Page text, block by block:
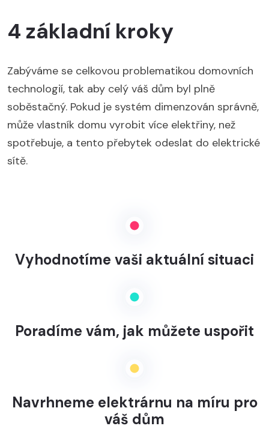
4 základní kroky
Zabýváme se celkovou problematikou domovních
technologií, tak aby celý váš dům byl plně
soběstačný. Pokud je systém dimenzován správně,
může vlastník domu vyrobit více elektřiny, než
spotřebuje, a tento přebytek odeslat do elektrické
sítě.
Vyhodnotíme vaši aktuální situaci
Poradíme vám, jak můžete uspořit
Navrhneme elektrárnu na míru pro
váš dům